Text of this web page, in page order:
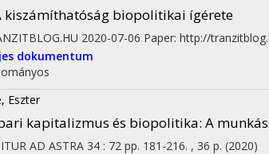
kiszámíthatóság biopolitikai ígérete
2020-07-06 Paper: http://
dokumentum
Eszter
kapitalizmus és biopolitika: A
AD ASTRA 34 : 72 pp. 181-216. , 36 p. (2020)